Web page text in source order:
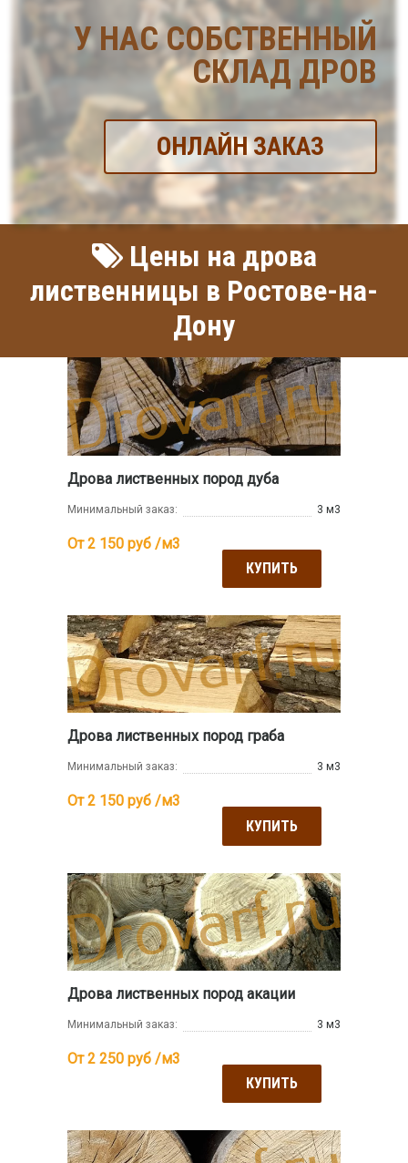
У НАС СОБСТВЕННЫЙ
СКЛАД ДРОВ
ОНЛАЙН ЗАКАЗ
Цены на дрова
лиственницы в Ростове-на-
Дону
Дрова лиственных пород дуба
Минимальный заказ: 3 м3
От 2 150 руб /м3
КУПИТЬ
Дрова лиственных пород граба
Минимальный заказ: 3 м3
От 2 150 руб /м3
КУПИТЬ
Дрова лиственных пород акации
Минимальный заказ: 3 м3
От 2 250 руб /м3
КУПИТЬ